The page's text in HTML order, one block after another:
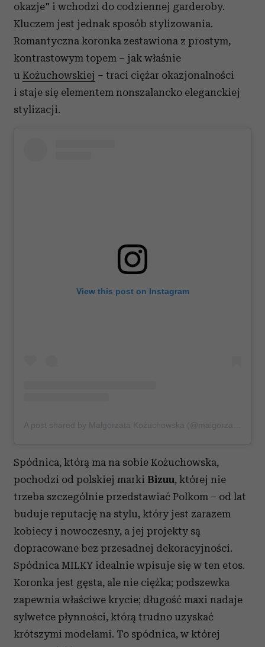
okazje" i wchodzi do codziennej garderoby.
Kluczem jest jednak sposób stylizowania.
Romantyczna koronka zestawiona z prostym,
kontrastowym topem – jak właśnie
u Kożuchowskiej – traci ciężar okazjonalności
i staje się elementem nonszalancko eleganckiej
stylizacji.
View this post on Instagram
Spódnica, którą ma na sobie Kożuchowska,
pochodzi od polskiej marki Bizuu, której nie
trzeba szczególnie przedstawiać Polkom – od lat
buduje reputację na stylu, który jest zarazem
kobiecy i nowoczesny, a jej projekty są
dopracowane bez przesadnej dekoracyjności.
Spódnica MILKY idealnie wpisuje się w ten etos.
Koronka jest gęsta, ale nie ciężka; podszewka
zapewnia właściwe krycie; długość maxi nadaje
sylwetce płynności, którą trudno uzyskać
krótszymi modelami. To spódnica, w której